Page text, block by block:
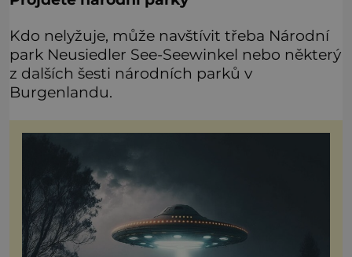
Kdo nelyžuje, může navštívit třeba Národní
park Neusiedler See-Seewinkel nebo některý
z dalších šesti národních parků v
Burgenlandu.